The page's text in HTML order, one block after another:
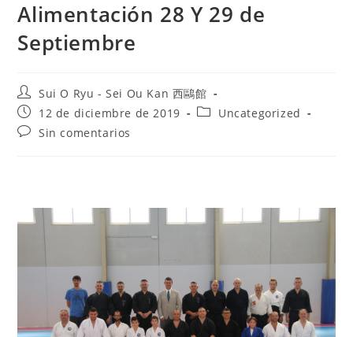
Alimentación 28 Y 29 de
Septiembre
Sui O Ryu - Sei Ou Kan 西鷗館
12 de diciembre de 2019
Uncategorized
Sin comentarios